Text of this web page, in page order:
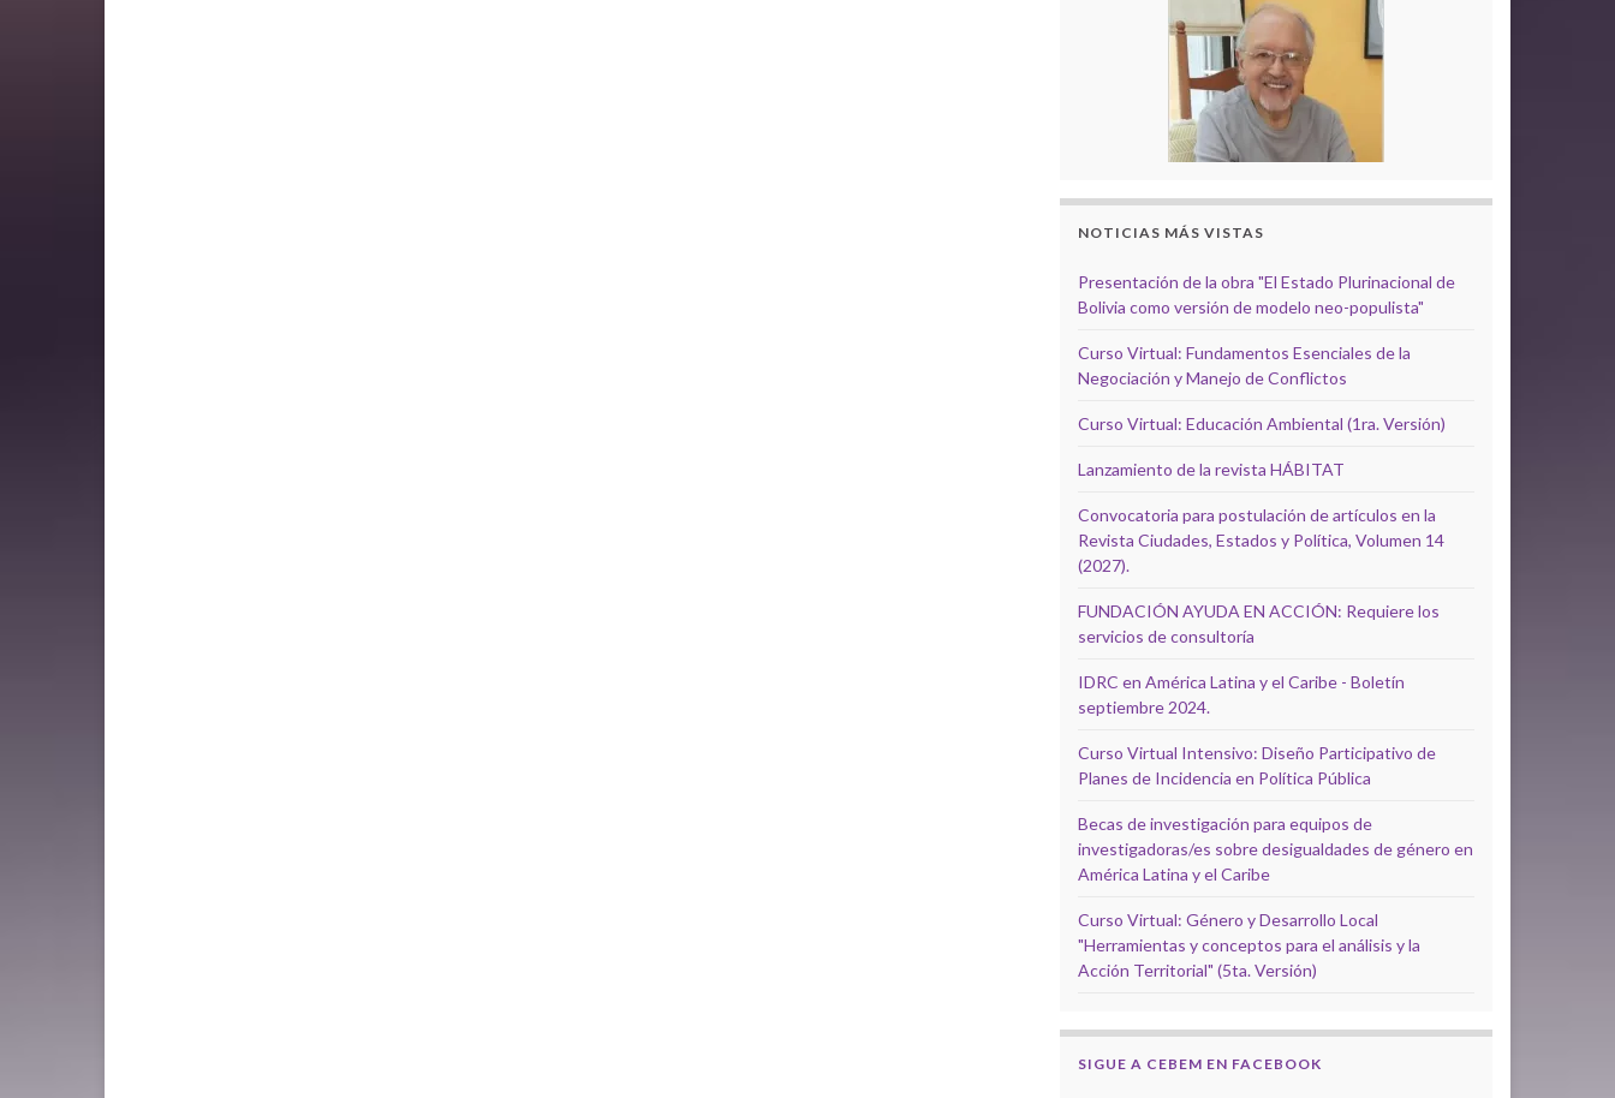
NOTICIAS MÁS VISTAS
Presentación de la obra "El Estado Plurinacional de
Bolivia como versión de modelo neo-populista"
Curso Virtual: Fundamentos Esenciales de la
Negociación y Manejo de Conflictos
Curso Virtual: Educación Ambiental (1ra. Versión)
Lanzamiento de la revista HÁBITAT
Convocatoria para postulación de artículos en la
Revista Ciudades, Estados y Política, Volumen 14
(2027).
FUNDACIÓN AYUDA EN ACCIÓN: Requiere los
servicios de consultoría
IDRC en América Latina y el Caribe - Boletín
septiembre 2024.
Curso Virtual Intensivo: Diseño Participativo de
Planes de Incidencia en Política Pública
Becas de investigación para equipos de
investigadoras/es sobre desigualdades de género en
América Latina y el Caribe
Curso Virtual: Género y Desarrollo Local
"Herramientas y conceptos para el análisis y la
Acción Territorial" (5ta. Versión)
SIGUE A CEBEM EN FACEBOOK